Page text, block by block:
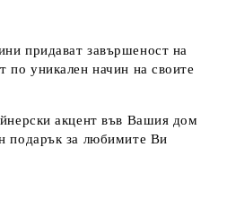
придават завършеност на
по уникален начин на своите
акцент във Вашия дом
подарък за любимите Ви